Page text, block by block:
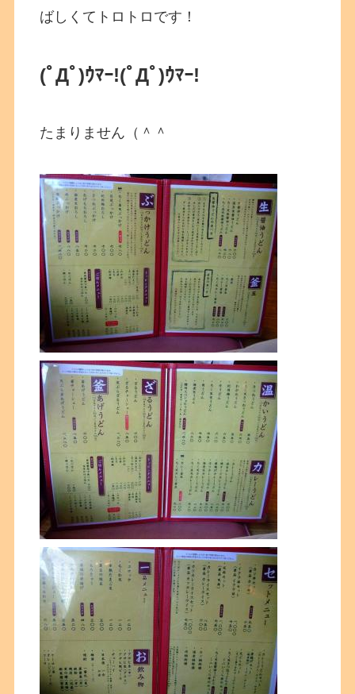
ばしくてトロトロです！
(ﾟДﾟ)ｳﾏｰ!(ﾟДﾟ)ｳﾏｰ!
たまりません（＾＾